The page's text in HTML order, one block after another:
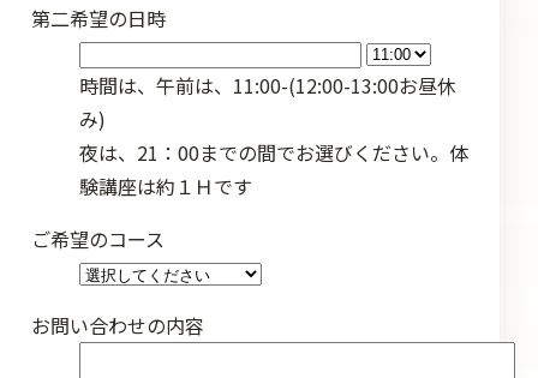
第二希望の日時
時間は、午前は、11:00-(12:00-13:00お昼休
み)
夜は、21：00までの間でお選びください。体
験講座は約１Ｈです
ご希望のコース
お問い合わせの内容